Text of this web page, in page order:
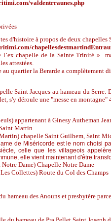
valdentrraunes.php
d'histoire à propos de deux chapelles
l’ex chapelle de la Sainte Trinité »
attestées.
quartier la Berarde a complètement
Saint Jacques au hameau du Serre.
s'y déroule une "messe en montagne"
appartenant à Ginesy Autheman
Martin
chapelle Saint Guilhem, Saint
de Miséricorde est le nom choisi
celle que les villageois
elle vient maintenant d'être
Dame) Chapelle Notre Dame
Collettes) Route du Col des Champs
hameau des Anouns et presbytère